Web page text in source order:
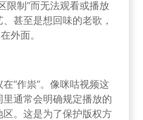
限制”而无法观看或播放
甚至是想回味的老歌，
外面。
“作祟”。像咪咕视频这
通常会明确规定播放的
。这是为了保护版权方